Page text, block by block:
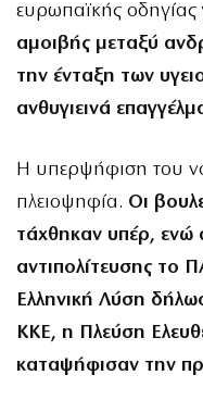
ευρωπαϊκής οδηγίας
αμοιβής μεταξύ
την ένταξη των
ανθυγιεινά
Η υπερψήφιση του
πλειοψηφία. Οι
τάχθηκαν υπέρ,
αντιπολίτευσης το
Ελληνική Λύση
ΚΚΕ, η Πλεύση
καταψήφισαν την